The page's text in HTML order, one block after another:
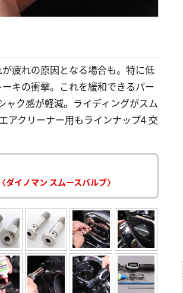
疲れの原因となる場合も。特に低
キの衝撃。これを緩和できるパー
ャク感が軽減。ライディングがスム
アクリーナー用もラインナップ4 交
イノマン スムースバルブ〉